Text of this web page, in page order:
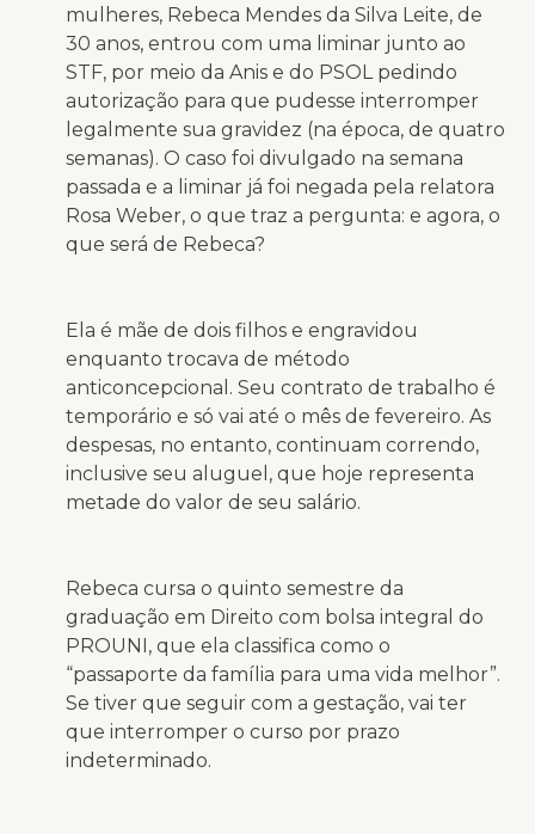
mulheres, Rebeca Mendes da Silva Leite, de
30 anos, entrou com uma liminar junto ao
STF, por meio da Anis e do PSOL pedindo
autorização para que pudesse interromper
legalmente sua gravidez (na época, de quatro
semanas). O caso foi divulgado na semana
passada e a liminar já foi negada pela relatora
Rosa Weber, o que traz a pergunta: e agora, o
que será de Rebeca?
Ela é mãe de dois filhos e engravidou
enquanto trocava de método
anticoncepcional. Seu contrato de trabalho é
temporário e só vai até o mês de fevereiro. As
despesas, no entanto, continuam correndo,
inclusive seu aluguel, que hoje representa
metade do valor de seu salário.
Rebeca cursa o quinto semestre da
graduação em Direito com bolsa integral do
PROUNI, que ela classifica como o
“passaporte da família para uma vida melhor”.
Se tiver que seguir com a gestação, vai ter
que interromper o curso por prazo
indeterminado.